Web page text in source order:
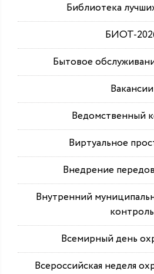
Библиотека
БИОТ-
Бытовое
Вакансии
Ведомственный
Виртуальное
Внедрение
Внутренний
контроль
Всемирный день
Всероссийская неделя